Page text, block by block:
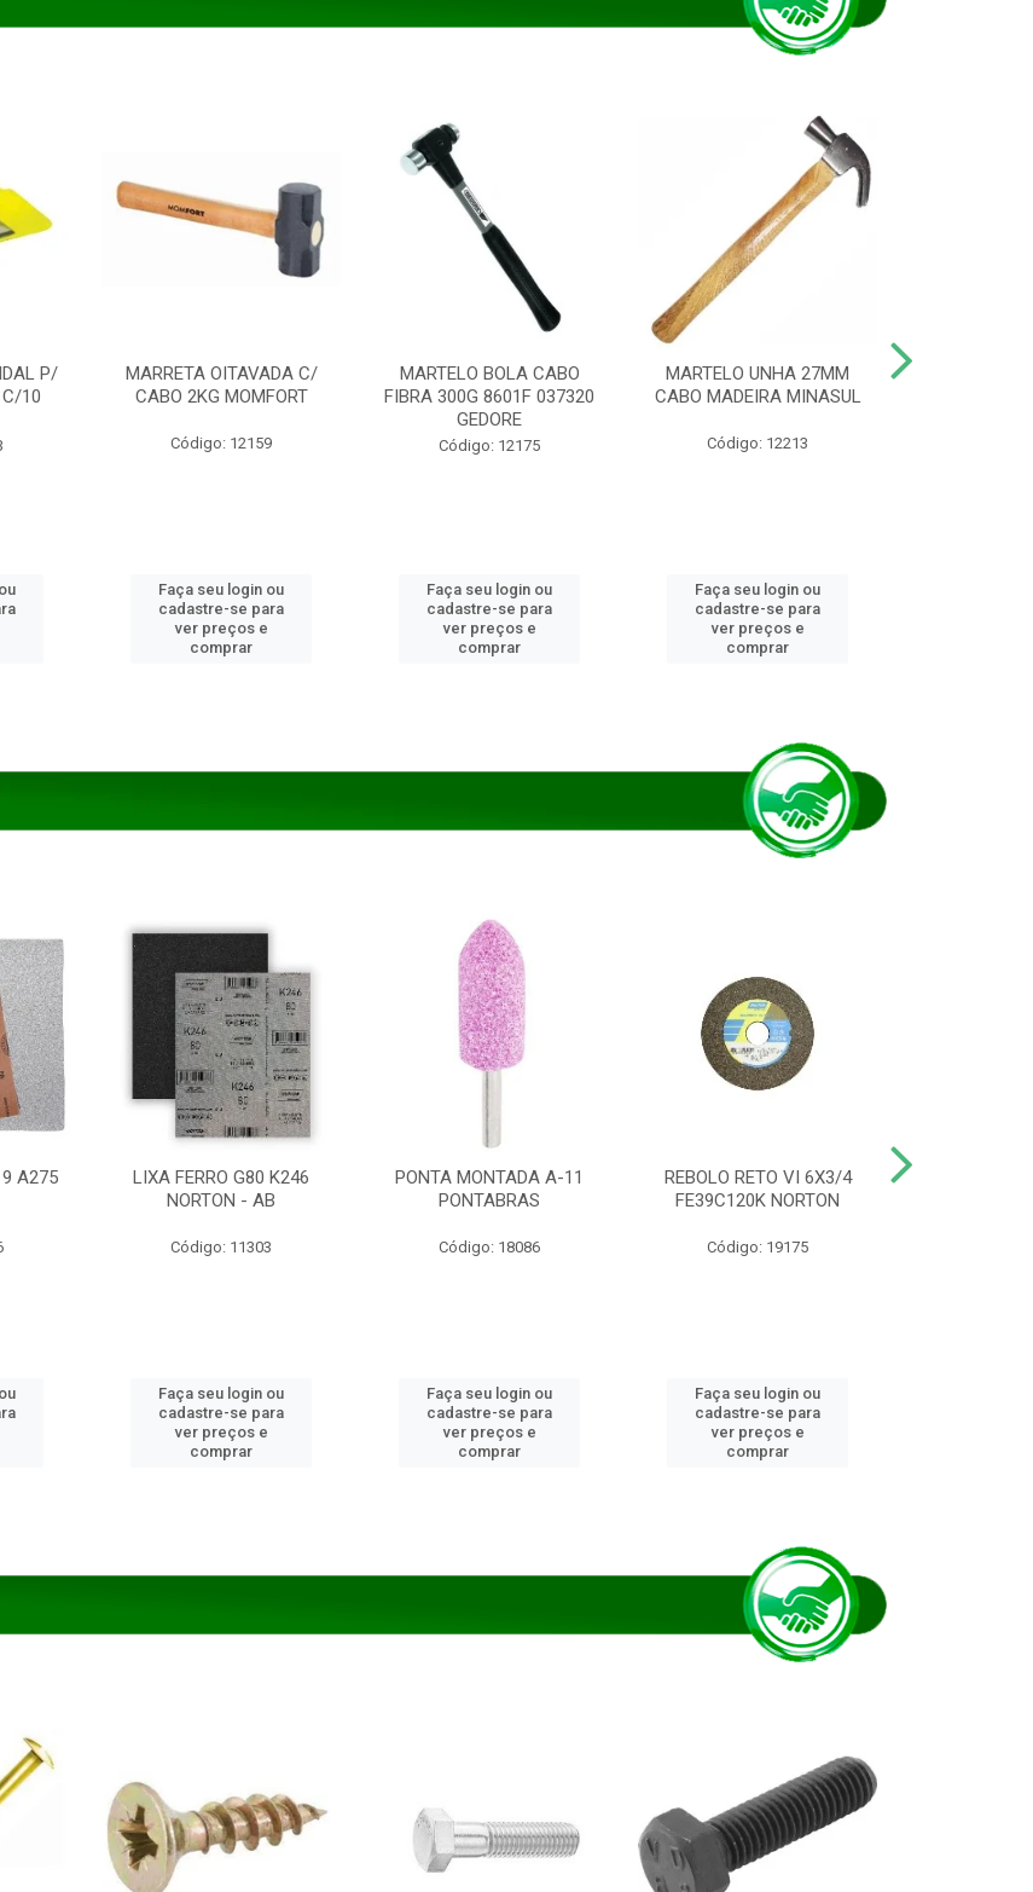
P/
C/10
MARRETA OITAVADA C/
CABO 2KG MOMFORT
Código: 12159
Faça seu login ou
cadastre-se para
ver preços e
comprar
MARTELO BOLA CABO
FIBRA 300G 8601F 037320
GEDORE
Código: 12175
Faça seu login ou
cadastre-se para
ver preços e
comprar
MARTELO UNHA 27MM
CABO MADEIRA MINASUL
Código: 12213
Faça seu login ou
cadastre-se para
ver preços e
comprar
A275
LIXA FERRO G80 K246
NORTON - AB
Código: 11303
Faça seu login ou
cadastre-se para
ver preços e
comprar
PONTA MONTADA A-11
PONTABRAS
Código: 18086
Faça seu login ou
cadastre-se para
ver preços e
comprar
REBOLO RETO VI 6X3/4
FE39C120K NORTON
Código: 19175
Faça seu login ou
cadastre-se para
ver preços e
comprar